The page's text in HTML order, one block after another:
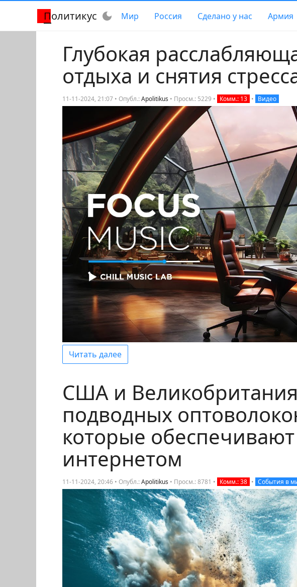
Политикус dark_mode Мир Россия Сделано у нас Армия
Глубокая
отдыха и снятия
11-11-2024, 21:07 • Опубл.:Apolitikus • Просм.: 5229 • Комм.: 13 • Видео
Читать далее
США и
подводных
которые
интернетом
11-11-2024, 20:46 • Опубл.:Apolitikus • Просм.: 8781 • Комм.: 38 • События в